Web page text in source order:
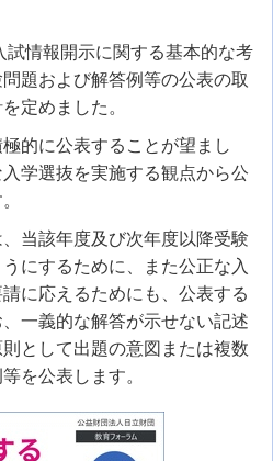
試情報開示に関する基本的な考
題および解答例等の公表の取
定めました。
的に公表することが望まし
学選抜を実施する観点から公
当該年度及び次年度以降受験
にするために、また公正な入
に応えるためにも、公表する
一義的な解答が示せない記述
として出題の意図または複数
を公表します。